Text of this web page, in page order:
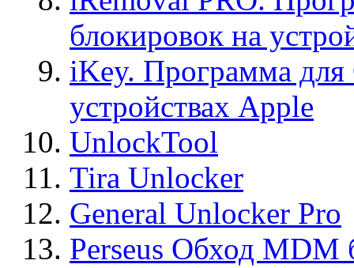
блокировок на
iKey. Программа для
устройствах Apple
UnlockTool
Tira Unlocker
General Unlocker Pro
Perseus Обход MDM